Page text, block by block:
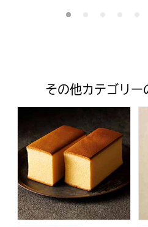
その他カテゴリー
【金澤烏鶏庵】烏骨鶏かすて